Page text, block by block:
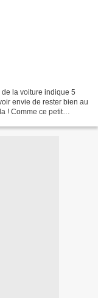
la voiture indique 5
envie de rester bien au
! Comme ce petit